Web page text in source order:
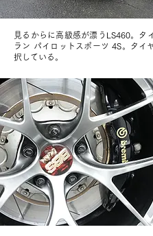
見るからに高級感が漂うLS460。タ
ラン パイロットスポーツ 4S。タイ
択している。